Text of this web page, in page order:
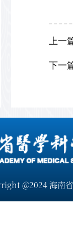
上一
下一
@2024 海南